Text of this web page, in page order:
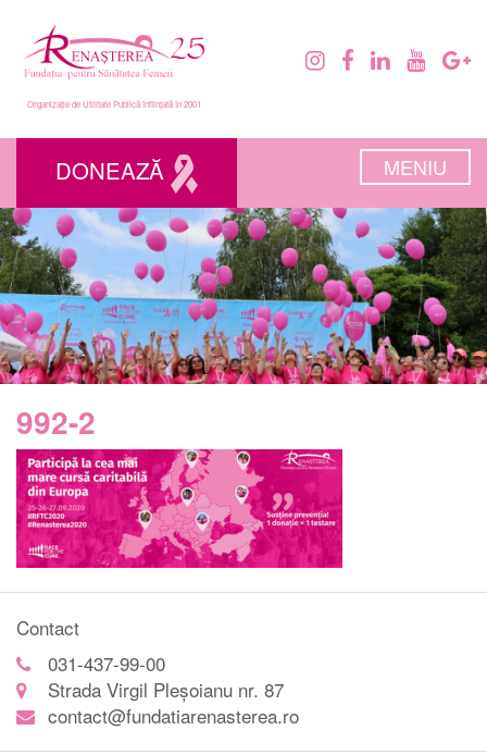
Organizație de Utilitate Publică înființată în 2001
DONEAZĂ MENIU
992-2
Contact
031-437-99-00
Strada Virgil Pleșoianu nr. 87
contact@fundatiarenasterea.ro